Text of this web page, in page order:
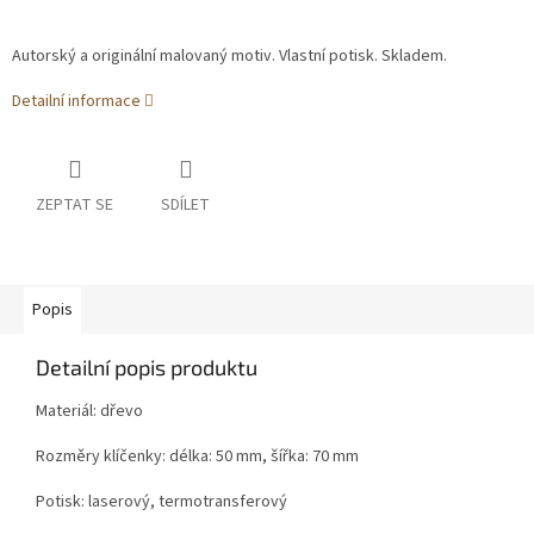
Autorský a originální malovaný motiv. Vlastní potisk. Skladem.
Detailní informace
ZEPTAT SE SDÍLET
Popis
Detailní popis produktu
Materiál: dřevo
Rozměry klíčenky: délka: 50 mm, šířka: 70 mm
Potisk: laserový, termotransferový